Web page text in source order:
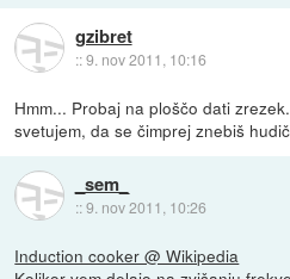
gzibret
::9. nov 2011, 10:16
Hmm... Probaj na ploščo dati
svetujem, da se čimprej znebiš
_sem_
::9. nov 2011, 10:26
Induction cooker @ Wikipedia